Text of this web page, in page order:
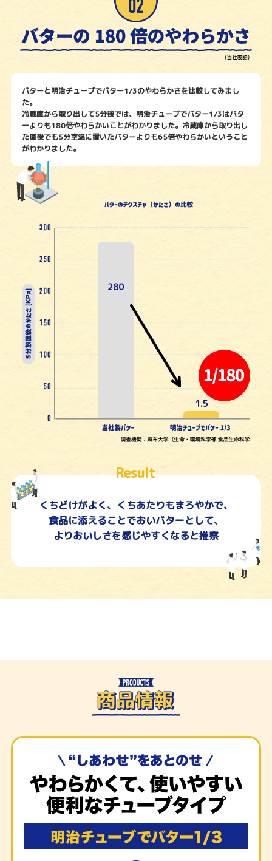
バターと明治チューブでバター1/3のやわらかさを比較してみまし
た。
冷蔵庫から取り出して5分後では、明治チューブでバター1/3はバタ
ーよりも180倍やわらかいことがわかりました。冷蔵庫から取り出し
た直後でも5分室温に置いたバターよりも65倍やわらかいということ
がわかりました。
280
1.5
Result
くちどけがよく、くちあたりもまろやかで、
食品に添えることでおいバターとして、
よりおいしさを感じやすくなると推察